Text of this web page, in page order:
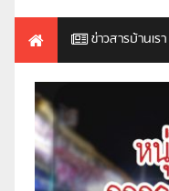
ข่าวสารบ้านเรา